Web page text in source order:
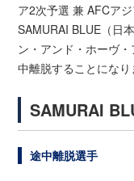
ア2次予選 兼 AFCア
SAMURAI BLUE（日
ン・アンド・ホーヴ
中離脱することになり
SAMURAI
途中離脱選手